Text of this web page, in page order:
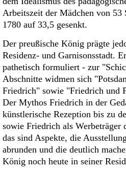
Arbeitszeit der Mädchen von 53
1780 auf 33,5 gesenkt.
Der preußische König prägte
Residenz- und Garnisonsstadt.
pathetisch formuliert - zur
Abschnitte widmen sich
Friedrich" sowie "Friedrich und
Der Mythos Friedrich in der
künstlerische Rezeption bis zu
sowie Friedrich als Werbeträger
das sind Aspekte, die
abrunden und die deutlich
König noch heute in seiner